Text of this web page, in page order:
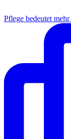
Pflege bedeutet